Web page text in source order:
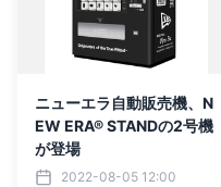
ニューエラ自動販売機、N
EW ERA® STANDの2号機
が登場
2022-08-05 12:00